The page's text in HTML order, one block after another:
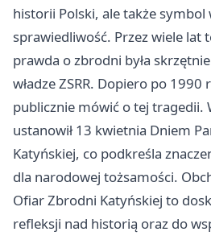
historii Polski, ale także symbol
sprawiedliwość. Przez wiele lat
prawda o zbrodni była
władze ZSRR. Dopiero po 1990
publicznie mówić o tej tragedii.
ustanowił 13 kwietnia Dniem
Katyńskiej, co podkreśla
dla narodowej tożsamości.
Ofiar Zbrodni Katyńskiej to
refleksji nad historią oraz do